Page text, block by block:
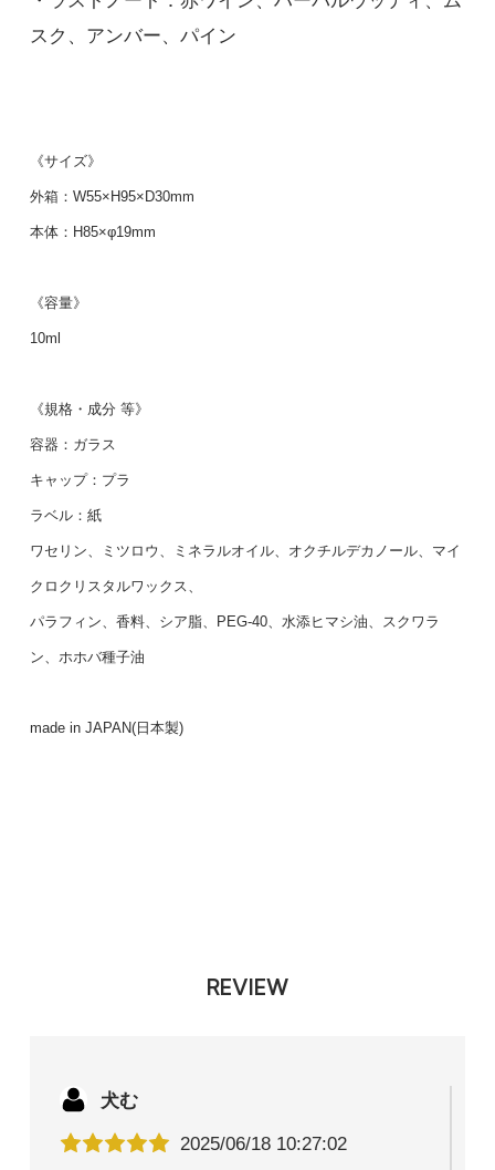
スク、アンバー、パイン
《サイズ》
外箱：W55×H95×D30mm
本体：H85×φ19mm
《容量》
10ml
《規格・成分 等》
容器：ガラス
キャップ：プラ
ラベル：紙
ワセリン、ミツロウ、ミネラルオイル、オクチルデカノール、マイ
クロクリスタルワックス、
パラフィン、香料、シア脂、PEG-40、水添ヒマシ油、スクワラ
ン、ホホバ種子油
made in JAPAN(日本製)
REVIEW
犬む
2025/06/18 10:27:02